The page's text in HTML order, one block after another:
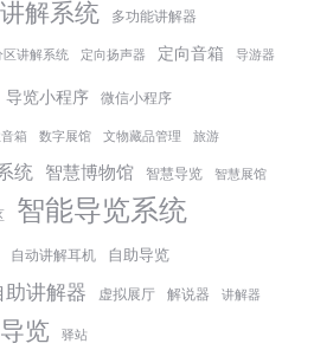
解系统 多功能讲解器
区讲解系统 定向扬声器 定向音箱 导游器
导览小程序 微信小程序
箱 数字展馆 文物藏品管理 旅游
统 智慧博物馆 智慧导览 智慧展馆
智能导览系统
自动讲解耳机 自助导览
助讲解器 虚拟展厅 解说器 讲解器
览 驿站